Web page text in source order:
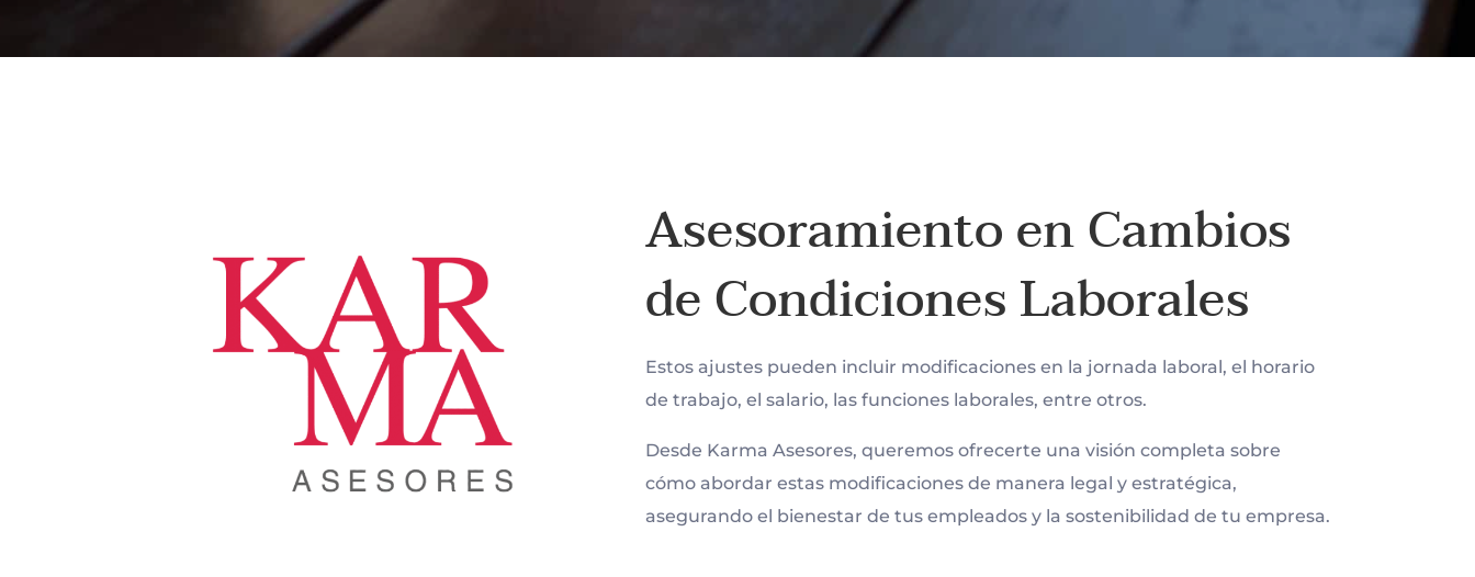
Asesoramiento en Cambios
de Condiciones Laborales
Estos ajustes pueden incluir modificaciones en la jornada laboral, el horario
de trabajo, el salario, las funciones laborales, entre otros.
Desde Karma Asesores, queremos ofrecerte una visión completa sobre
cómo abordar estas modificaciones de manera legal y estratégica,
asegurando el bienestar de tus empleados y la sostenibilidad de tu empresa.